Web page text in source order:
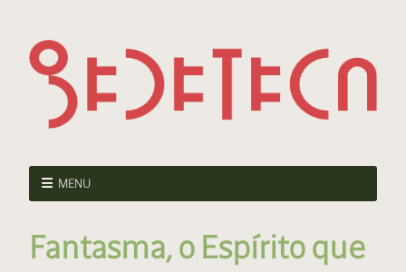
MENU
Fantasma, o Espírito que